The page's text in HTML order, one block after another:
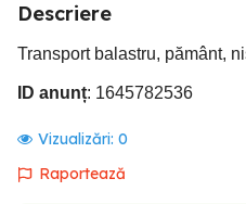
Descriere
Transport balastru, pământ,
ID anunț: 1645782536
Vizualizări: 0
Raportează